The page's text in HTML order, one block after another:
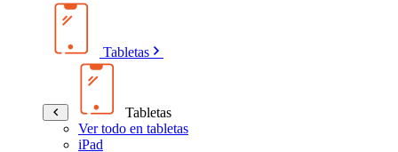
Tabletas
Tabletas
Ver todo en tabletas
iPad